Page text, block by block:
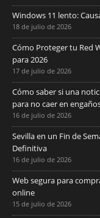
Windows 11 lento:
18 de julio de 2026
Cómo Proteger tu Red
para 2026
17 de julio de 2026
Cómo saber si una
para no caer en
16 de julio de 2026
Sevilla en un Fin de
Definitiva
16 de julio de 2026
Web segura para
online
15 de julio de 2026